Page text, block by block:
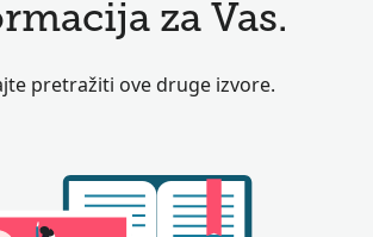
za Vas.
pretražiti ove druge izvore.